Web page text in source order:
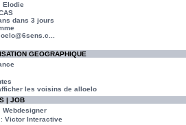
Elodie
dans 3 jours
GEOGRAPHIQUE
les voisins de alloelo
| JOB
Webdesigner
Victor Interactive